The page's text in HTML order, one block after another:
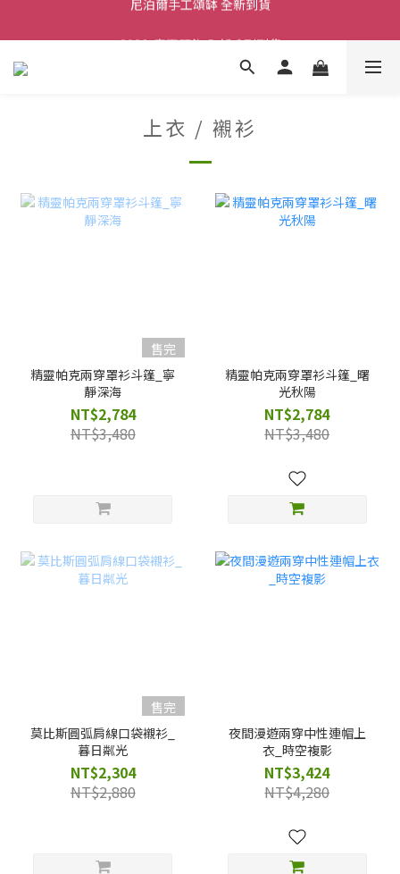
舒壓熱敷枕 全新到貨
上衣 / 襯衫
售完
精靈帕克兩穿罩衫斗篷_寧
靜深海
NT$2,784
NT$3,480
精靈帕克兩穿罩衫斗篷_曙
光秋陽
NT$2,784
NT$3,480
售完
莫比斯圓弧肩線口袋襯衫_
暮日粼光
NT$2,304
NT$2,880
夜間漫遊兩穿中性連帽上
衣_時空複影
NT$3,424
NT$4,280